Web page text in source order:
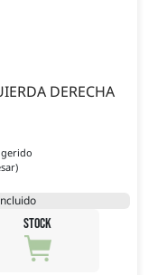
DERECHA
STOCK